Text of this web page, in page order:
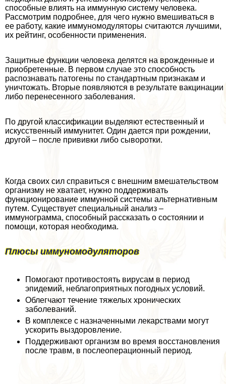
способные влиять на иммунную систему человека.
Рассмотрим подробнее, для чего нужно вмешиваться в
ее работу, какие иммуномодуляторы считаются лучшими,
их рейтинг, особенности применения.
Защитные функции человека делятся на врожденные и
приобретенные. В первом случае это способность
распознавать патогены по стандартным признакам и
уничтожать. Вторые появляются в результате вакцинации
либо перенесенного заболевания.
По другой классификации выделяют естественный и
искусственный иммунитет. Один дается при рождении,
другой – после прививки либо сыворотки.
Когда своих сил справиться с внешним вмешательством
организму не хватает, нужно поддерживать
функционирование иммунной системы альтернативным
путем. Существует специальный анализ –
иммунограмма, способный рассказать о состоянии и
помощи, которая необходима.
Плюсы иммуномодуляторов
Помогают противостоять вирусам в период
эпидемий, нeблагоприятных погодных условий.
Облегчают течение тяжелых хронических
заболеваний.
В комплексе с назначенными лекарствами могут
ускорить выздоровление.
Поддерживают организм во время восстановления
после травм, в послеоперационный период.